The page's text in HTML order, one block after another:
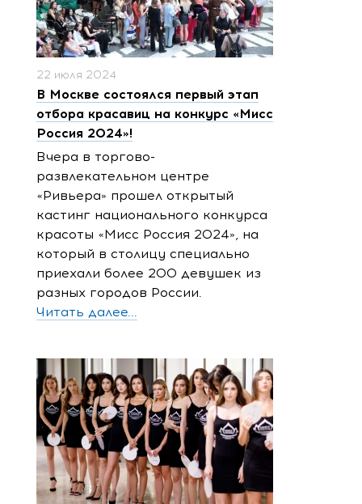
22 июля 2024
В Москве состоялся первый этап
отбора красавиц на конкурс «Мисс
Россия 2024»!
Вчера в торгово-
развлекательном центре
«Ривьера» прошел открытый
кастинг национального конкурса
красоты «Мисс Россия 2024», на
который в столицу специально
приехали более 200 девушек из
разных городов России.
Читать далее...